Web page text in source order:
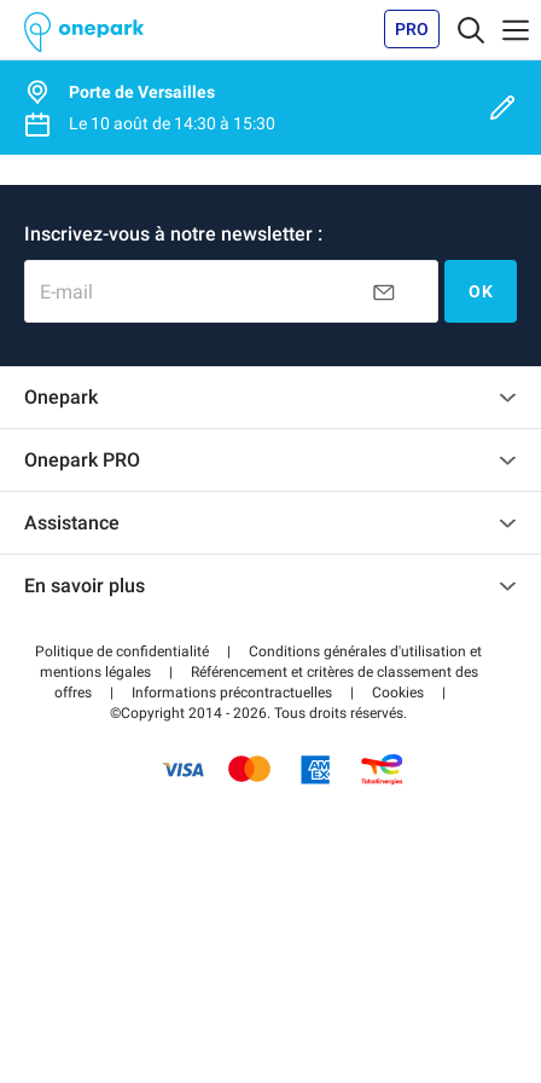
PRO
Porte de Versailles
Le 10 août de 14:30 à 15:30
Inscrivez-vous à notre newsletter :
E-mail OK
Onepark
Recrutement
Onepark PRO
Accéder à mon espace partenaire
Assistance
Centre d'aide
Régler votre stationnement FLOW
En savoir plus
Wiki
Guide du stationnement
Politique de confidentialité |
Conditions générales d'utilisation et
mentions légales
|
Référencement et critères de classement des
offres
| Informations précontractuelles | Cookies
|
©Copyright 2014 - 2026. Tous droits réservés.